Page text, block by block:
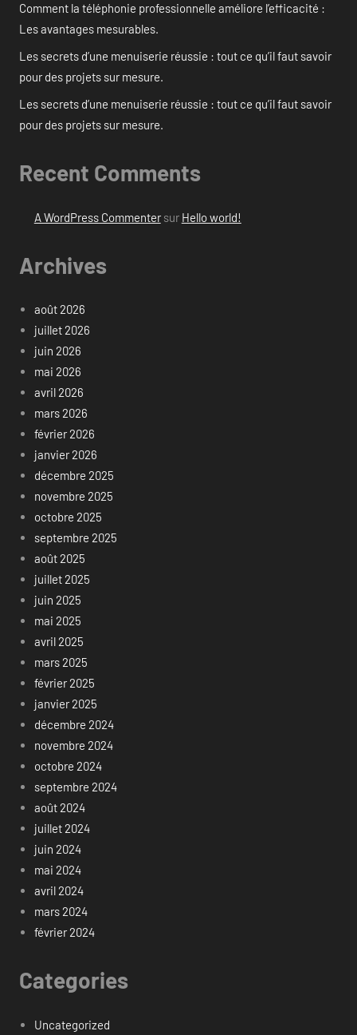
Comment la téléphonie professionnelle améliore l’efficacité :
Les avantages mesurables.
Les secrets d’une menuiserie réussie : tout ce qu’il faut savoir
pour des projets sur mesure.
Les secrets d’une menuiserie réussie : tout ce qu’il faut savoir
pour des projets sur mesure.
Recent Comments
A WordPress Commentersur Hello world!
Archives
août 2026
juillet 2026
juin 2026
mai 2026
avril 2026
mars 2026
février 2026
janvier 2026
décembre 2025
novembre 2025
octobre 2025
septembre 2025
août 2025
juillet 2025
juin 2025
mai 2025
avril 2025
mars 2025
février 2025
janvier 2025
décembre 2024
novembre 2024
octobre 2024
septembre 2024
août 2024
juillet 2024
juin 2024
mai 2024
avril 2024
mars 2024
février 2024
Categories
Uncategorized